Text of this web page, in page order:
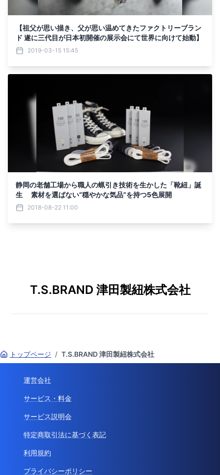
【祖父が思い描き、父が思い温めてきたファクトリーブラン
ド 遂に三代目が日本初開催の展示会にて世界に向けて始動】
2019-03-15 15:45
静岡の老舗工場から職人の蝋引き技術を生かした「靴紐」誕
生 素材を選ばない“穏やかな気品”を持つ5色展開
2018-08-22 11:00
T.S.BRAND 津田製紐株式会社
トップページ / T.S.BRAND 津田製紐株式会社
運営会社
サービス・料金
サービス説明会
特定商取引法に基づく表記
利用規約
プライバシーポリシー